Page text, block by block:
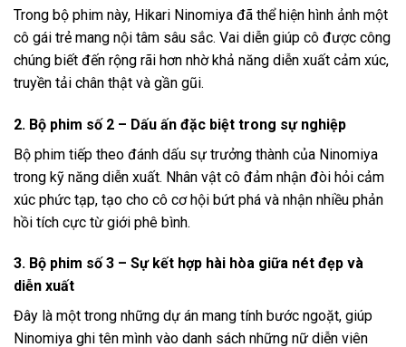
Trong bộ phim này, Hikari Ninomiya đã thể hiện hình ảnh một
cô gái trẻ mang nội tâm sâu sắc. Vai diễn giúp cô được công
chúng biết đến rộng rãi hơn nhờ khả năng diễn xuất cảm xúc,
truyền tải chân thật và gần gũi.
2. Bộ phim số 2 – Dấu ấn đặc biệt trong sự nghiệp
Bộ phim tiếp theo đánh dấu sự trưởng thành của Ninomiya
trong kỹ năng diễn xuất. Nhân vật cô đảm nhận đòi hỏi cảm
xúc phức tạp, tạo cho cô cơ hội bứt phá và nhận nhiều phản
hồi tích cực từ giới phê bình.
3. Bộ phim số 3 – Sự kết hợp hài hòa giữa nét đẹp và
diễn xuất
Đây là một trong những dự án mang tính bước ngoặt, giúp
Ninomiya ghi tên mình vào danh sách những nữ diễn viên